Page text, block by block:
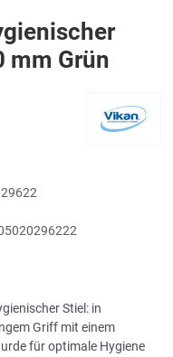
mm Grün
29622
Stiel: in
Griff mit einem
für optimale Hygiene